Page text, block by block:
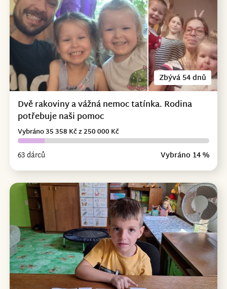
Zbývá 54 dnů
Dvě rakoviny a vážná nemoc tatínka. Rodina
potřebuje naši pomoc
63 dárců Vybráno 14 %
Vybráno 35 358 Kč z 250 000 Kč